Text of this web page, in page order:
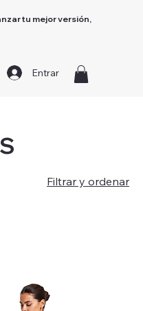
tu mejor versión,
Entrar
Filtrar y ordenar